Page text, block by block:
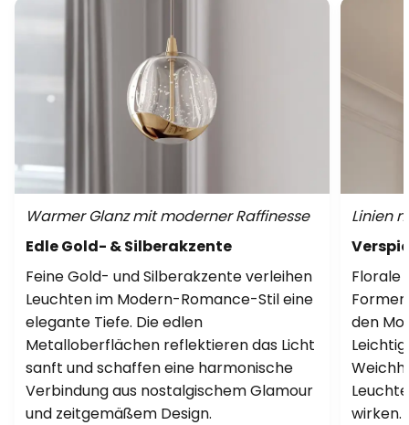
Warmer Glanz mit moderner Raffinesse
Edle Gold- & Silberakzente
Feine Gold- und Silberakzente verleihen
Leuchten im Modern-Romance-Stil eine
elegante Tiefe. Die edlen
Metalloberflächen reflektieren das Licht
sanft und schaffen eine harmonische
Verbindung aus nostalgischem Glamour
und zeitgemäßem Design.
Linien
Florale
den
wirken.